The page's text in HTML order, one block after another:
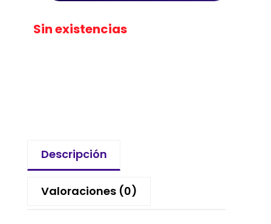
Sin existencias
Descripción
Valoraciones (0)